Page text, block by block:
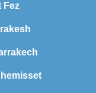
Fez